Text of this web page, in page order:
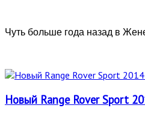
Чуть больше года назад в
Новый Range Rover Sport